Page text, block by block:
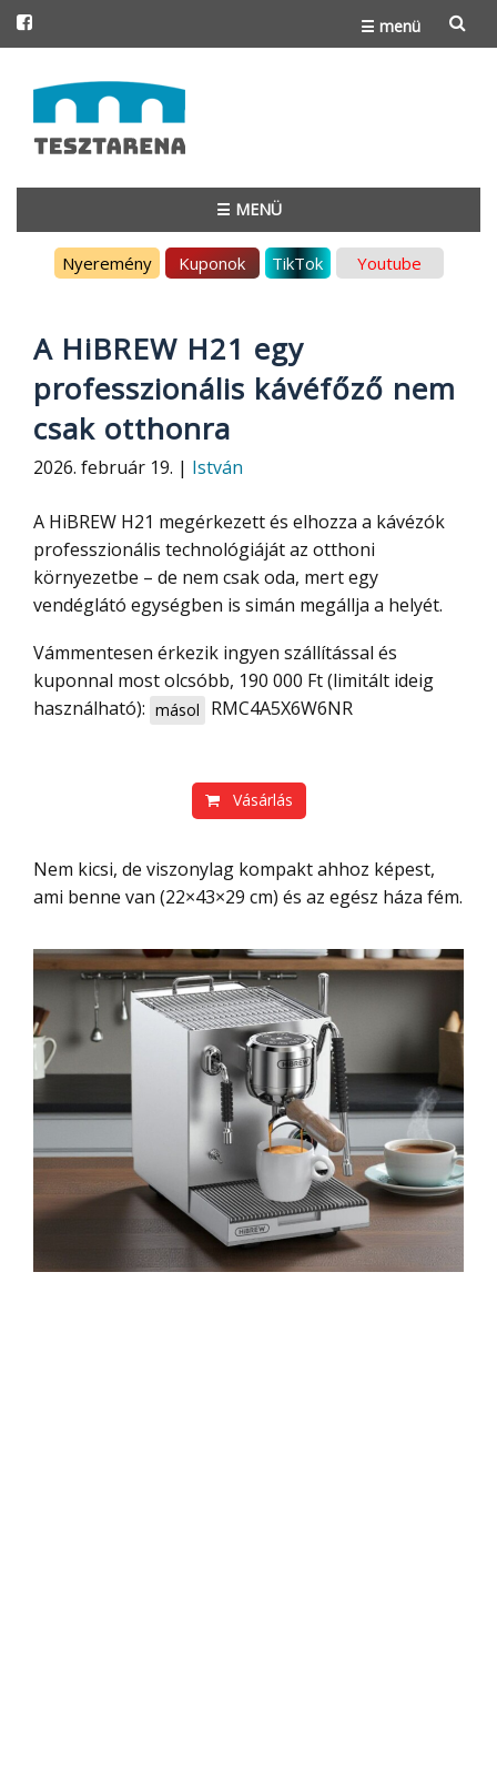
☰ menü
to
content
☰ MENÜ
Nyeremény Kuponok TikTok Youtube
A HiBREW H21 egy
professzionális kávéfőző nem
csak otthonra
2026. február 19. | István
A HiBREW H21 megérkezett és elhozza a kávézók
professzionális technológiáját az otthoni
környezetbe – de nem csak oda, mert egy
vendéglátó egységben is simán megállja a helyét.
Vámmentesen érkezik ingyen szállítással és
kuponnal most olcsóbb, 190 000 Ft (limitált ideig
használható): másol RMC4A5X6W6NR
Vásárlás
Nem kicsi, de viszonylag kompakt ahhoz képest,
ami benne van (22×43×29 cm) és az egész háza fém.